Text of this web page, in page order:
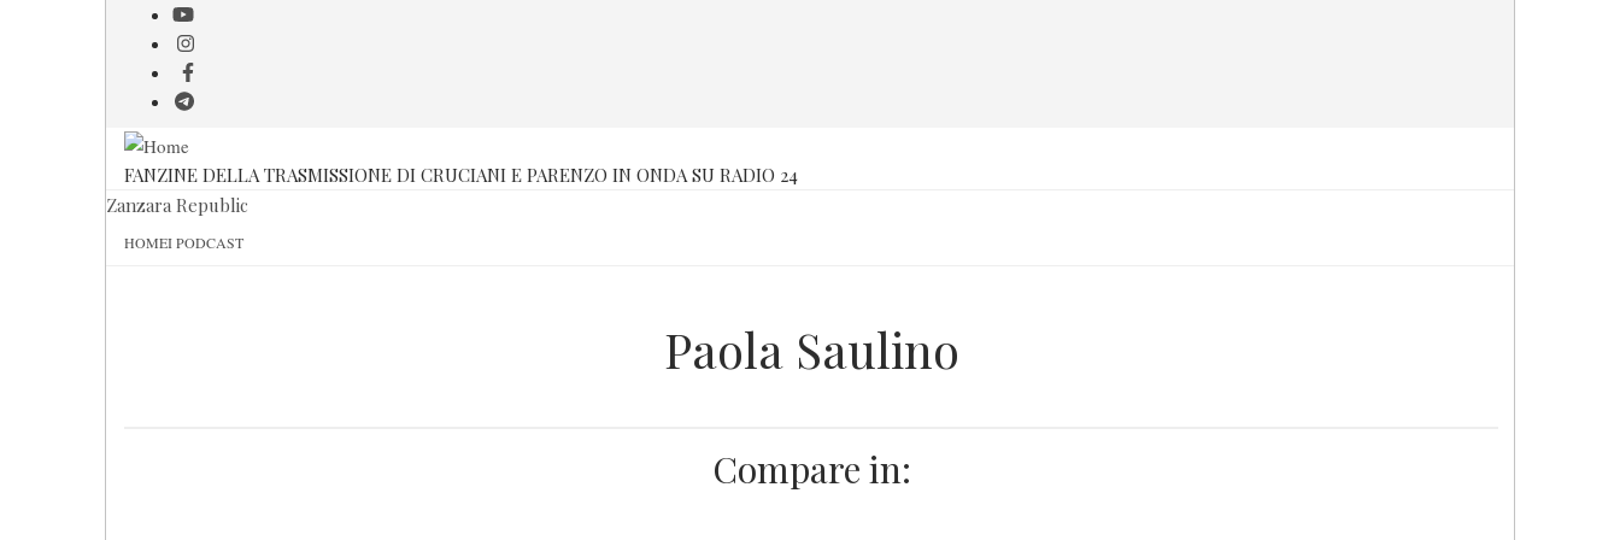
FANZINE DELLA TRASMISSIONE DI CRUCIANI E PARENZO IN ONDA SU RADIO 24
Zanzara Republic
HOMEI PODCAST
Paola Saulino
Compare in: